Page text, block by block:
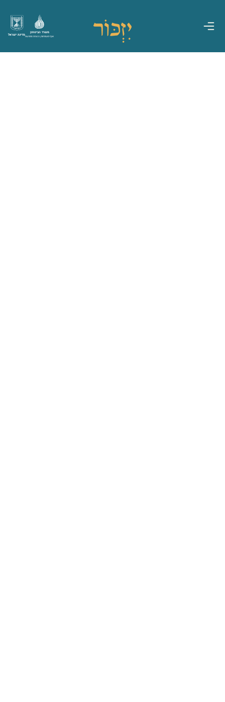
מדינת ישראל
משרד הביטחון
אגף משפחות, הנצחה ומורשת